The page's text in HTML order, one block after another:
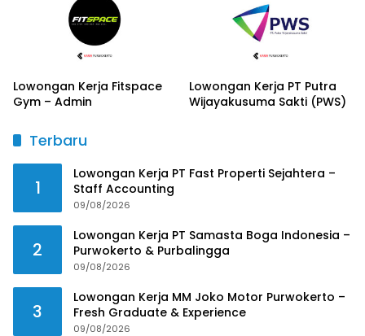
Lowongan Kerja Fitspace
Gym – Admin
Lowongan Kerja PT Putra
Wijayakusuma Sakti (PWS)
Terbaru
1
Lowongan Kerja PT Fast Properti Sejahtera –
Staff Accounting
09/08/2026
2
Lowongan Kerja PT Samasta Boga Indonesia –
Purwokerto & Purbalingga
09/08/2026
3
Lowongan Kerja MM Joko Motor Purwokerto –
Fresh Graduate & Experience
09/08/2026